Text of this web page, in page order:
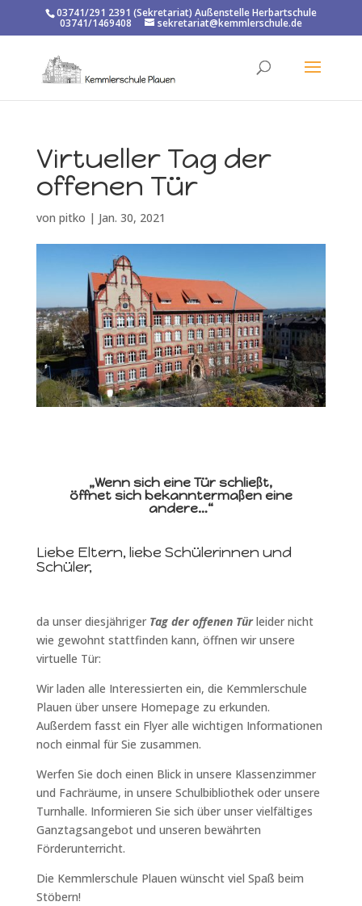
03741/291 2391 (Sekretariat) Außenstelle Herbartschule
03741/1469408 sekretariat@kemmlerschule.de
Virtueller Tag der
offenen Tür
von pitko | Jan. 30, 2021
„Wenn sich eine Tür schließt,
öffnet sich bekanntermaßen eine
andere…“
Liebe Eltern, liebe Schülerinnen und
Schüler,
da unser diesjähriger Tag der offenen Türleider nicht
wie gewohnt stattfinden kann, öffnen wir unsere
virtuelle Tür:
Wir laden alle Interessierten ein, die Kemmlerschule
Plauen über unsere Homepage zu erkunden.
Außerdem fasst ein Flyer alle wichtigen Informationen
noch einmal für Sie zusammen.
Werfen Sie doch einen Blick in unsere Klassenzimmer
und Fachräume, in unsere Schulbibliothek oder unsere
Turnhalle. Informieren Sie sich über unser vielfältiges
Ganztagsangebot und unseren bewährten
Förderunterricht.
Die Kemmlerschule Plauen wünscht viel Spaß beim
Stöbern!